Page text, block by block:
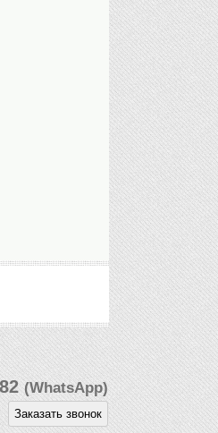
(WhatsApp)
Заказать звонок